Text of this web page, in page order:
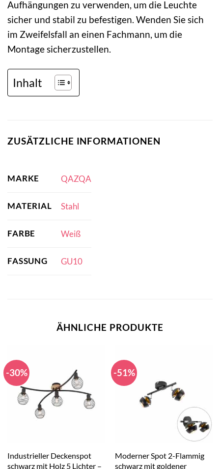
Aufhängungen zu verwenden, um die Leuchte
sicher und stabil zu befestigen. Wenden Sie sich
im Zweifelsfall an einen Fachmann, um die
Montage sicherzustellen.
Inhalt
ZUSÄTZLICHE INFORMATIONEN
MARKE QAZQA
MATERIAL Stahl
FARBE Weiß
FASSUNG GU10
ÄHNLICHE PRODUKTE
-30%
Industrieller Deckenspot
schwarz mit Holz 5 Lichter –
-51%
Moderner Spot 2-Flammig
schwarz mit goldener